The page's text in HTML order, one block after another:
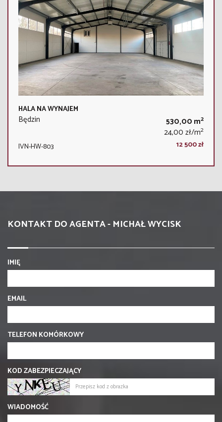
HALA NA WYNAJEM
Będzin 530,00 m2
24,00 zł/m2
IVN-HW-803 12 500 zł
KONTAKT DO AGENTA - MICHAŁ WYCISK
IMIĘ
EMAIL
TELEFON KOMÓRKOWY
KOD ZABEZPIECZAJĄCY
WIADOMOŚĆ